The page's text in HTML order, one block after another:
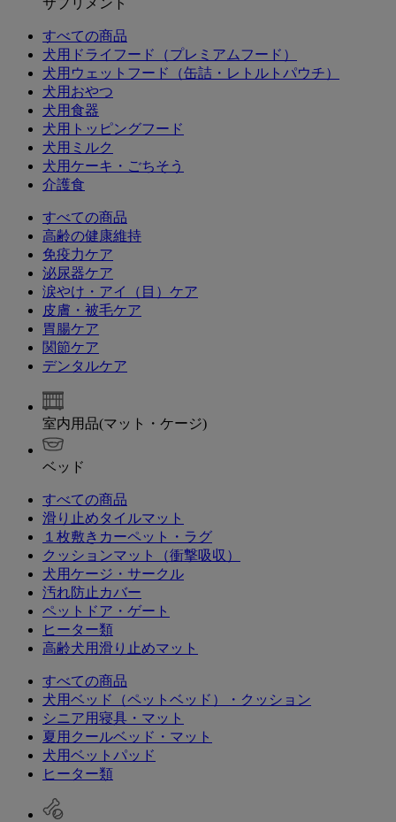
すべての商品
犬用ドライフード（プレミアムフード）
犬用ウェットフード（缶詰・レトルトパウチ）
犬用おやつ
犬用食器
犬用トッピングフード
犬用ミルク
犬用ケーキ・ごちそう
介護食
すべての商品
高齢の健康維持
免疫力ケア
泌尿器ケア
涙やけ・アイ（目）ケア
皮膚・被毛ケア
胃腸ケア
関節ケア
デンタルケア
室内用品(マット・ケージ)
ベッド
すべての商品
滑り止めタイルマット
１枚敷きカーペット・ラグ
クッションマット（衝撃吸収）
犬用ケージ・サークル
汚れ防止カバー
ペットドア・ゲート
ヒーター類
高齢犬用滑り止めマット
すべての商品
犬用ベッド（ペットベッド）・クッション
シニア用寝具・マット
夏用クールベッド・マット
犬用ベットパッド
ヒーター類